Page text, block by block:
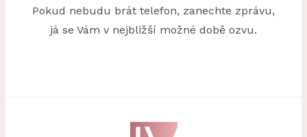
Pokud nebudu brát telefon, zanechte zprávu,
já se Vám v nejbližší možné době ozvu.